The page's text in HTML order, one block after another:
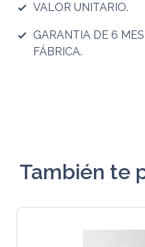
VALOR UNITARIO.
GARANTIA DE 6
FÁBRICA.
También te